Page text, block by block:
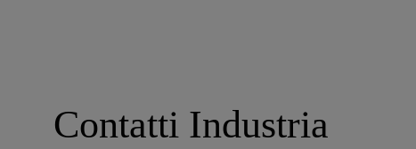
Contatti Industria